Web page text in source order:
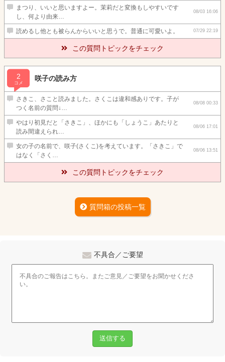
まつり、いいと思いますよー。茉莉だと変換もしやすいです
し、何より由来…
08/03 16:06
読めるし他とも被らんからいいと思うで。普通に可愛いよ。 07/29 22:19
この質問トピックをチェック
2
コメ
咲子の読み方
さきこ、さこと読みました。さくこは違和感ありです。子が
つく名前の質問↓…
08/08 00:33
やはり初見だと「さきこ」、ほかにも「しょうこ」あたりと
読み間違えられ…
08/06 17:01
女の子の名前で、咲子(さくこ)を考えています。「さきこ」で
はなく「さく…
08/06 13:51
この質問トピックをチェック
質問箱の投稿一覧
不具合／ご要望
送信する